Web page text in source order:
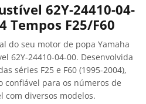
62Y-24410-04-
Tempos F25/F60
do seu motor de popa Yamaha
62Y-24410-04-00. Desenvolvida
séries F25 e F60 (1995-2004),
para os números de
com diversos modelos.